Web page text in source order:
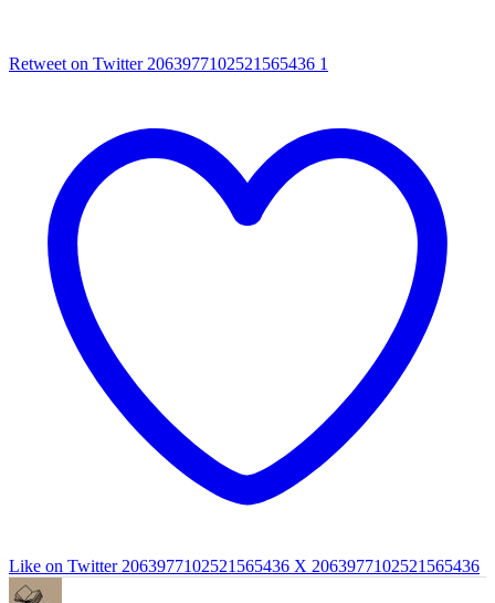
Retweet on Twitter 2063977102521565436 1
Like on Twitter 2063977102521565436 X 2063977102521565436